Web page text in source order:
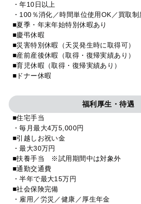
・年10日以上
・100％消化／時間単位使用OK／買取制
■夏季・年末年始特別休暇あり
■慶弔休暇
■災害特別休暇（天災発生時に取得可）
■産前産後休暇（取得・復帰実績あり）
■育児休暇（取得・復帰実績あり）
■ドナー休暇
福利厚生・待遇
■住宅手当
・毎月最大4万5,000円
■引越しお祝い金
・最大30万円
■扶養手当 ※試用期間中は対象外
■通勤交通費
・半年で最大15万円
■社会保険完備
・雇用／労災／健康／厚生年金